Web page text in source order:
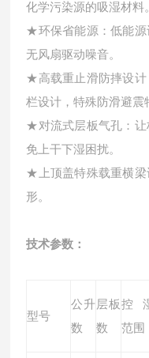
化学污染源的吸湿材料。
★环保省能源：低能
无风扇驱动噪音。
★高载重止滑防摔设
栏设计，特殊防滑避震
★对流式层板气孔：
免上干下湿困扰。
★ 上顶盖特殊载重横
形。
技术参数：
型号
公升
数
层板
数
控
范围